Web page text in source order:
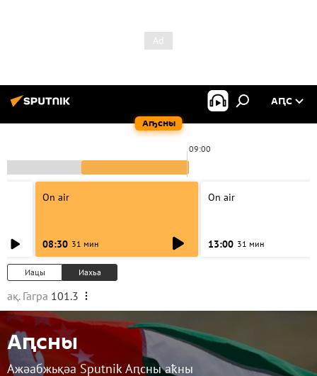
Аҧсны
АԤС
09:00
On air
08:30 31 мин
On air
13:00 31 мин
Иацы Иахьа
ақ. Гагра 101.3
Аԥсны
Ажәабжьқәа Sputnik Аԥсны аҟны